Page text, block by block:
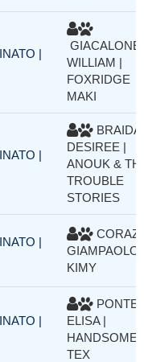
|
GIACALONE
WILLIAM |
FOXRIDGE
MAKI
|
BRAIDA
DESIREE |
ANOUK &
TROUBLE
STORIES
|
GIAMPAOLO
KIMY
|
PONTE
ELISA |
HANDSOME
TEX